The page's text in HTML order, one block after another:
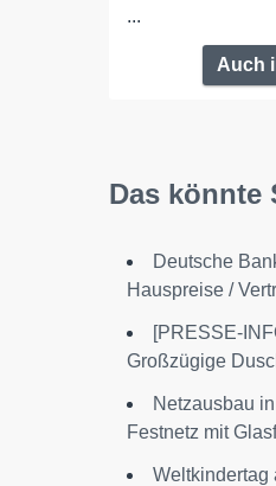
...
Auch
Das könnte
Deutsche
Hauspreise /
[PRESSE-
Großzügige
Netzausbau
Festnetz mit
Weltkindertag